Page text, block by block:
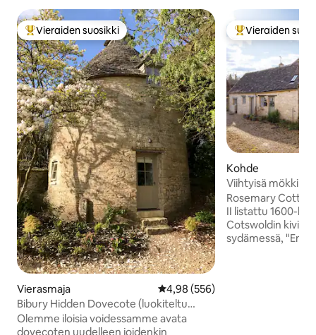
Vieraiden suosikkien parhaimmistoa
Vieraiden suosikki
Vierasmaja Keskimääräinen arvio 4,98/5,
4,98 (556)
Bibury Hidden Dovecote (luokiteltu
luokkaan II)
Olemme iloisia voidessamme avata
dovecoten uudelleen joidenkin
Vieraiden
Vieraiden
Kohde
Viihtyisä mökki
Rosemary
II listattu 1600-
Cotswoldin
sydämessä,